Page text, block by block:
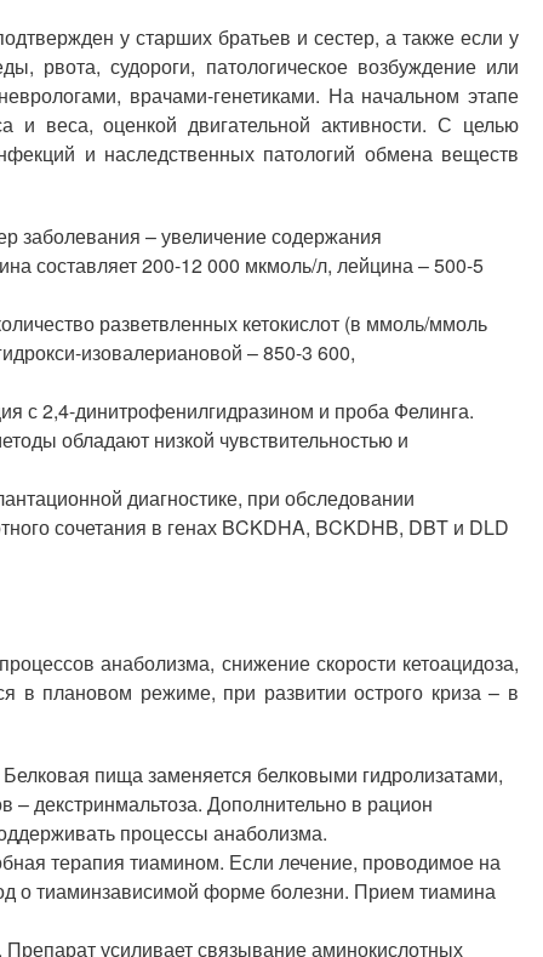
у старших братьев и сестер, а также если у
рвота, судороги, патологическое возбуждение или
врачами-генетиками. На начальном этапе
веса, оценкой двигательной активности. С целью
и наследственных патологий обмена веществ
заболевания – увеличение содержания
составляет 200-12 000 мкмоль/л, лейцина – 500-5
разветвленных кетокислот (в ммоль/ммоль
изовалериановой – 850-3 600,
с 2,4-динитрофенилгидразином и проба Фелинга.
обладают низкой чувствительностью и
диагностике, при обследовании
сочетания в генах BCKDHA, BCKDHB, DBT и DLD
анаболизма, снижение скорости кетоацидоза,
в плановом режиме, при развитии острого криза – в
пища заменяется белковыми гидролизатами,
декстринмальтоза. Дополнительно в рацион
процессы анаболизма.
терапия тиамином. Если лечение, проводимое на
о тиаминзависимой форме болезни. Прием тиамина
усиливает связывание аминокислотных